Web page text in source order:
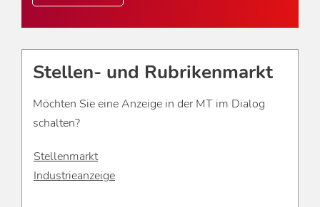
Stellen- und Rubrikenmarkt
Möchten Sie eine Anzeige in der MT im Dialog
schalten?
Stellenmarkt
Industrieanzeige